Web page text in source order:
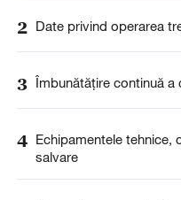
2 Date privind operarea
3 Îmbunătățire continuă a
4 Echipamentele tehnice,
salvare